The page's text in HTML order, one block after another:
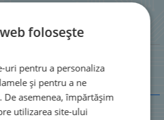
folosește
uri pentru a personaliza
și pentru a ne
De asemenea, împărtășim
utilizarea site-ului